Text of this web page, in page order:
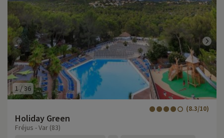
1 /36
Holiday Green
(8.3/10)
Fréjus - Var (83)